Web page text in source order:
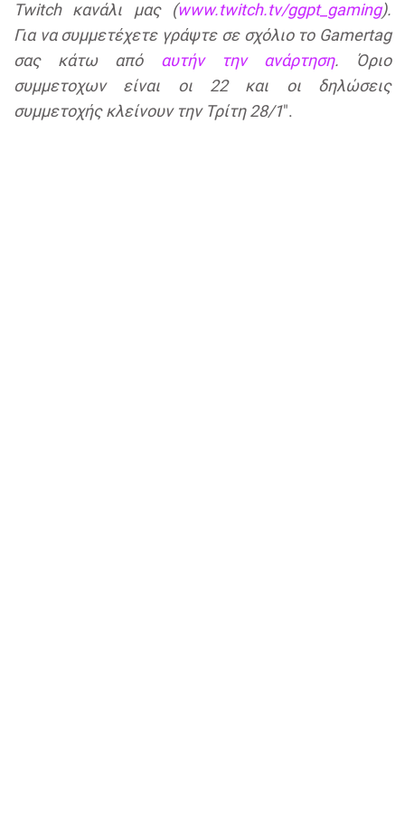
Twitch κανάλι μας (www.twitch.tv/ggpt_gaming).
Για να συμμετέχετε γράψτε σε σχόλιο το Gamertag
σας κάτω από αυτήν την ανάρτηση. Όριο
συμμετοχων είναι οι 22 και οι δηλώσεις
συμμετοχής κλείνουν την Τρίτη 28/1".